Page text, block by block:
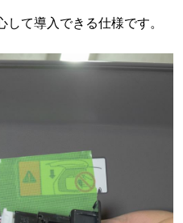
て導入できる仕様です。